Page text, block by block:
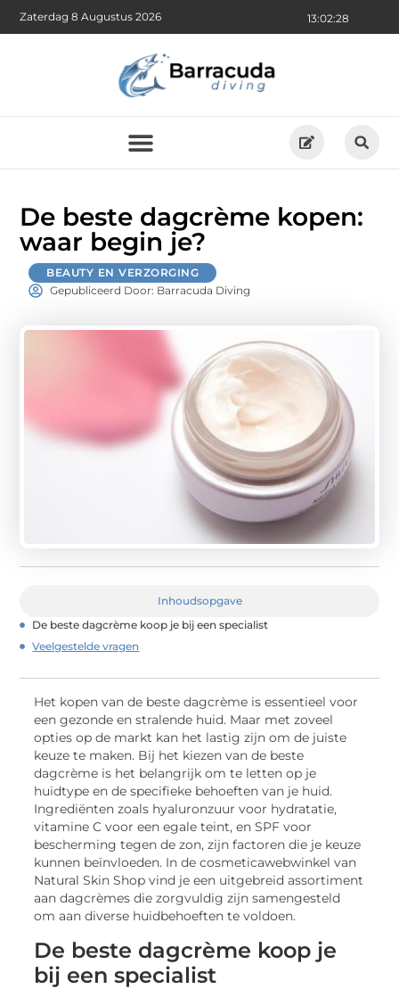
13:02:29
Zaterdag 8 Augustus 2026
De beste dagcrème kopen:
waar begin je?
BEAUTY EN VERZORGING
Gepubliceerd Door: Barracuda Diving
Inhoudsopgave
De beste dagcrème koop je bij een specialist
Veelgestelde vragen
Het kopen van de beste dagcrème is essentieel voor
een gezonde en stralende huid. Maar met zoveel
opties op de markt kan het lastig zijn om de juiste
keuze te maken. Bij het kiezen van de beste
dagcrème is het belangrijk om te letten op je
huidtype en de specifieke behoeften van je huid.
Ingrediënten zoals hyaluronzuur voor hydratatie,
vitamine C voor een egale teint, en SPF voor
bescherming tegen de zon, zijn factoren die je keuze
kunnen beïnvloeden. In de cosmeticawebwinkel van
Natural Skin Shop vind je een uitgebreid assortiment
aan dagcrèmes die zorgvuldig zijn samengesteld
om aan diverse huidbehoeften te voldoen.
De beste dagcrème koop je
bij een specialist